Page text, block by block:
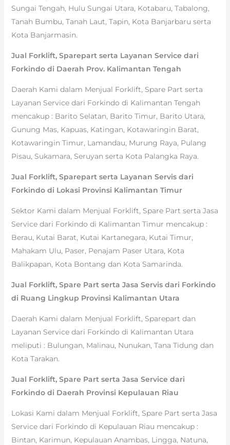
Sungai Tengah, Hulu Sungai Utara, Kotabaru, Tabalong,
Tanah Bumbu, Tanah Laut, Tapin, Kota Banjarbaru serta
Kota Banjarmasin.
Jual Forklift, Sparepart serta Layanan Service dari
Forkindo di Daerah Prov. Kalimantan Tengah
Daerah Kami dalam Menjual Forklift, Spare Part serta
Layanan Service dari Forkindo di Kalimantan Tengah
mencakup : Barito Selatan, Barito Timur, Barito Utara,
Gunung Mas, Kapuas, Katingan, Kotawaringin Barat,
Kotawaringin Timur, Lamandau, Murung Raya, Pulang
Pisau, Sukamara, Seruyan serta Kota Palangka Raya.
Jual Forklift, Sparepart serta Layanan Servis dari
Forkindo di Lokasi Provinsi Kalimantan Timur
Sektor Kami dalam Menjual Forklift, Spare Part serta Jasa
Service dari Forkindo di Kalimantan Timur mencakup :
Berau, Kutai Barat, Kutai Kartanegara, Kutai Timur,
Mahakam Ulu, Paser, Penajam Paser Utara, Kota
Balikpapan, Kota Bontang dan Kota Samarinda.
Jual Forklift, Spare Part serta Jasa Servis dari Forkindo
di Ruang Lingkup Provinsi Kalimantan Utara
Daerah Kami dalam Menjual Forklift, Sparepart dan
Layanan Service dari Forkindo di Kalimantan Utara
meliputi : Bulungan, Malinau, Nunukan, Tana Tidung dan
Kota Tarakan.
Jual Forklift, Spare Part serta Jasa Service dari
Forkindo di Daerah Provinsi Kepulauan Riau
Lokasi Kami dalam Menjual Forklift, Spare Part serta Jasa
Service dari Forkindo di Kepulauan Riau mencakup :
Bintan, Karimun, Kepulauan Anambas, Lingga, Natuna,